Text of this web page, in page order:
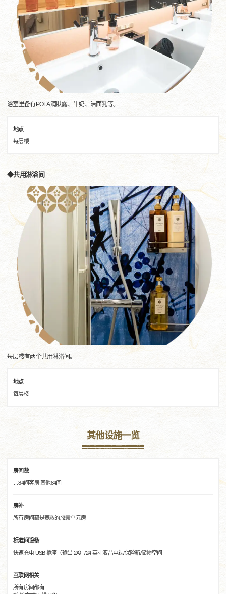
浴室里备有POLA润肤露、牛奶、洁面乳等。
地点
每层楼
◆共用淋浴间
每层楼有两个共用淋浴间。
地点
每层楼
其他设施一览
房间数
共84间客房:其他84间
房补
所有房间都是宽敞的胶囊单元房
标准间设备
快速充电 USB 插座（输出 2A）/24 英寸液晶电视/保险箱/储物空间
互联网相关
所有房间都有